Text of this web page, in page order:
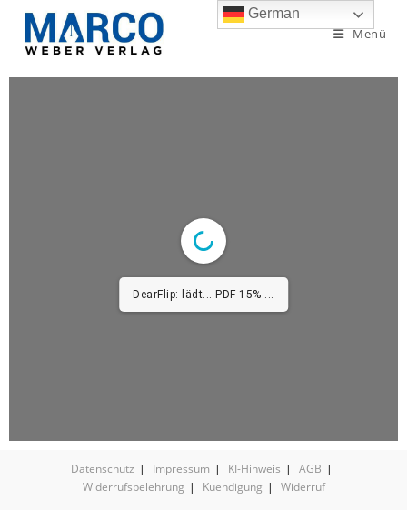
Menü
DearFlip: lädt... PDF 15% ...
Datenschutz Impressum KI-Hinweis
AGB
Widerrufsbelehrung
Kuendigung Widerruf
German